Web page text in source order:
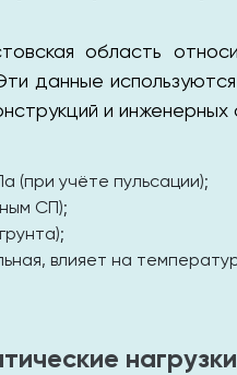
область
данные
и инженерных
(при учёте пульсации);
СП);
влияет на